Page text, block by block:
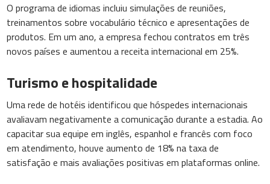
O programa de idiomas incluiu simulações de reuniões,
treinamentos sobre vocabulário técnico e apresentações de
produtos. Em um ano, a empresa fechou contratos em três
novos países e aumentou a receita internacional em 25%.
Turismo e hospitalidade
Uma rede de hotéis identificou que hóspedes internacionais
avaliavam negativamente a comunicação durante a estadia. Ao
capacitar sua equipe em inglês, espanhol e francês com foco
em atendimento, houve aumento de 18% na taxa de
satisfação e mais avaliações positivas em plataformas online.